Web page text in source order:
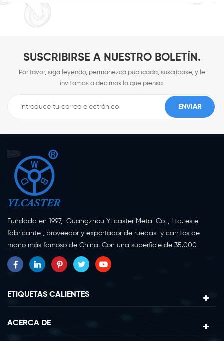
SUSCRIBIRSE A NUESTRO BOLETÍN.
Por favor, siga leyendo, permanezca publicada, suscríbase, y le
invitamos a decirnos lo que piensa.
Fundada en 1997, Guangzhou YLcaster Metal Co. , Ltd. es el
fabricante , proveedor y exportador de ruedas y carritos de
mano más famoso de China. Con una superficie de 35.000
metros cuadrados, ubicada en la ciudad de Yangjiang,
provincia de Guangdong, con más de 20 expertos y unos 150
producción. Como fabricante profesional de ruedas giratorias
durante más de 20 años, nuestra empresa se especializa en la
giratorias. Actualmente, nuestros productos se pueden dividir en
ETIQUETAS CALIENTES
ACERCA DE